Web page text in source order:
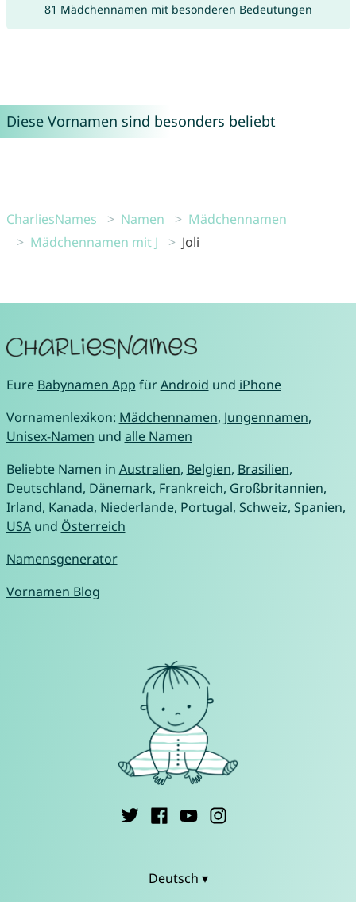
81 Mädchennamen mit besonderen Bedeutungen
Diese Vornamen sind besonders beliebt
CharliesNames Namen
Mädchennamen
Mädchennamen mit J
Joli
Eure Babynamen App fürAndroid und iPhone
Vornamenlexikon: Mädchennamen, Jungennamen,
Unisex-Namen und alle Namen
Beliebte Namen in Australien, Belgien, Brasilien,
Deutschland, Dänemark, Frankreich, Großbritannien,
Irland, Kanada, Niederlande, Portugal, Schweiz, Spanien,
USAund Österreich
Namensgenerator
Vornamen Blog
Deutsch ▾